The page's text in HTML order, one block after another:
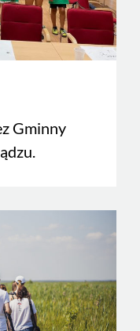
Gminny